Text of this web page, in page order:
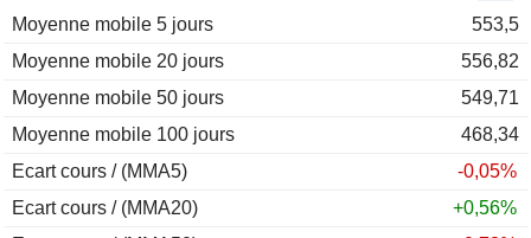
Moyenne mobile 5 jours
553,5
Moyenne mobile 20 jours
556,82
Moyenne mobile 50 jours
549,71
Moyenne mobile 100 jours
468,34
Ecart cours / (MMA5)
-0,05%
Ecart cours / (MMA20)
+0,56%
2011
+36,00%
2010
+19,71%
2009
+7,97%
2008
-9,94%
2007
2006